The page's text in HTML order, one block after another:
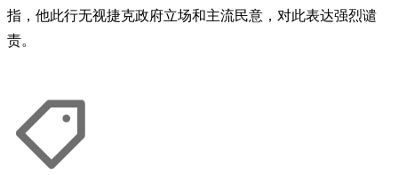
指，他此行无视捷克政府立场和主流民意，对此表达强烈谴
责。